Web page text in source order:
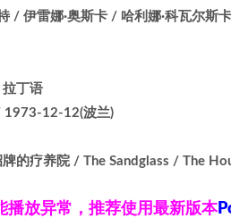
/ 伊雷娜·奥斯卡 / 哈利娜·科瓦尔斯
丁语
12-12(波兰)
的疗养院 / The Sandglass / The
播放异常，推荐使用最新版本